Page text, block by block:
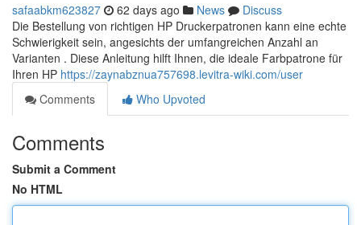
safaabkm623827 62 days ago News
Discuss
Die Bestellung von richtigen HP Druckerpatronen kann eine echte
Schwierigkeit sein, angesichts der umfangreichen Anzahl an
Varianten . Diese Anleitung hilft Ihnen, die ideale Farbpatrone für
Ihren HP https://zaynabznua757698.levitra-wiki.com/user
Comments
Who Upvoted
Comments
Submit a Comment
No HTML